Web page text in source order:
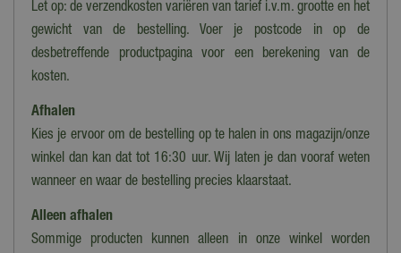
Let op: de verzendkosten variëren van tarief i.v.m. grootte en het
gewicht van de bestelling. Voer je postcode in op de
desbetreffende productpagina voor een berekening van de
kosten.
Afhalen
Kies je ervoor om de bestelling op te halen in ons magazijn/onze
winkel dan kan dat tot 16:30 uur. Wij laten je dan vooraf weten
wanneer en waar de bestelling precies klaarstaat.
Alleen afhalen
Sommige producten kunnen alleen in onze winkel worden